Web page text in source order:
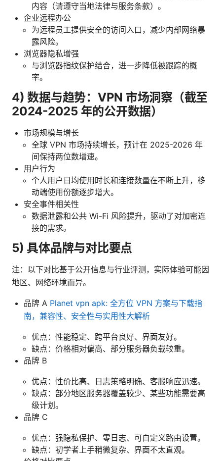
内容（请遵守当地法律与服务条款）。
企业远程办公
为远程员工提供安全的访问入口，减少内部网络暴
露风险。
浏览器隐私增强
与浏览器指纹保护结合，进一步降低被跟踪的概
率。
4) 数据与趋势：VPN 市场洞察（截至
2024-2025 年的公开数据）
市场规模与增长
全球 VPN 市场持续增长，预计在 2025-2026 年
间保持两位数增速。
用户行为
个人用户日均使用时长和连接数量在不断上升，移
动端使用份额逐步增大。
安全事件相关性
数据泄露和公共 Wi-Fi 风险提升，驱动了对加密连
接的需求。
5) 具体品牌与对比要点
注：以下对比基于公开信息与行业评测，实际体验可能因
地区、网络环境而异。
品牌 A Planet vpn apk: 全方位 VPN 方案与下载指
南，兼容性、安全性与实用性大解析
优点：性能稳定、跨平台良好、界面友好。
缺点：价格相对偏高、部分服务器负载较重。
品牌 B
优点：性价比高、日志策略明确、客服响应迅速。
缺点：部分地区服务器覆盖较少、某些功能需要高
级计划。
品牌 C
优点：强隐私保护、零日志、可自定义路由设置。
缺点：初学者上手稍微复杂、界面不太直观。